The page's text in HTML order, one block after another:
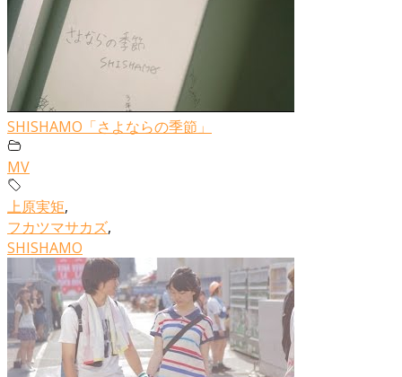
SHISHAMO「さよならの季節」
MV
上原実矩,
フカツマサカズ,
SHISHAMO